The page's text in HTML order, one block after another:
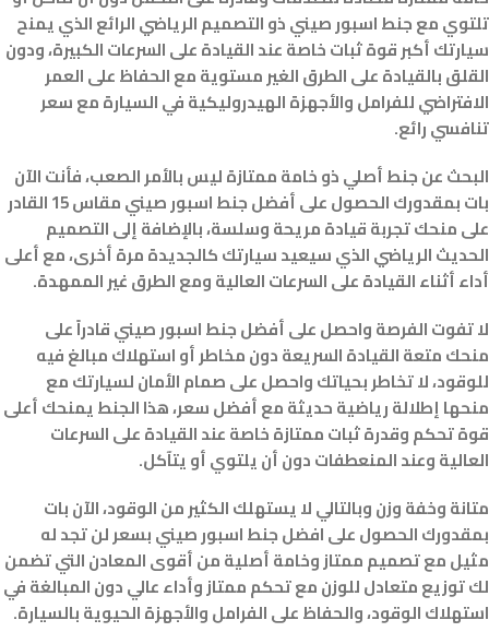
تلتوي مع جنط اسبور صيني ذو التصميم الرياضي الرائع الذي يمنح
سيارتك أكبر قوة ثبات خاصة عند القيادة على السرعات الكبيرة، ودون
القلق بالقيادة على الطرق الغير مستوية مع الحفاظ على العمر
الافتراضي للفرامل والأجهزة الهيدروليكية في السيارة مع سعر
تنافسي رائع.
البحث عن جنط أصلي ذو خامة ممتازة ليس بالأمر الصعب، فأنت الآن
بات بمقدورك الحصول على أفضل جنط اسبور صيني مقاس 15 القادر
على منحك تجربة قيادة مريحة وسلسة، بالإضافة إلى التصميم
الحديث الرياضي الذي سيعيد سيارتك كالجديدة مرة أخرى، مع أعلى
أداء أثناء القيادة على السرعات العالية ومع الطرق غير الممهدة.
لا تفوت الفرصة واحصل على أفضل جنط اسبور صيني قادراً على
منحك متعة القيادة السريعة دون مخاطر أو استهلاك مبالغ فيه
للوقود، لا تخاطر بحياتك واحصل على صمام الأمان لسيارتك مع
منحها إطلالة رياضية حديثة مع أفضل سعر، هذا الجنط يمنحك أعلى
قوة تحكم وقدرة ثبات ممتازة خاصة عند القيادة على السرعات
العالية وعند المنعطفات دون أن يلتوي أو يتآكل.
متانة وخفة وزن وبالتالي لا يستهلك الكثير من الوقود، الآن بات
بمقدورك الحصول على افضل جنط اسبور صيني بسعر لن تجد له
مثيل مع تصميم ممتاز وخامة أصلية من أقوى المعادن التي تضمن
لك توزيع متعادل للوزن مع تحكم ممتاز وأداء عالي دون المبالغة في
استهلاك الوقود، والحفاظ على الفرامل والأجهزة الحيوية بالسيارة.